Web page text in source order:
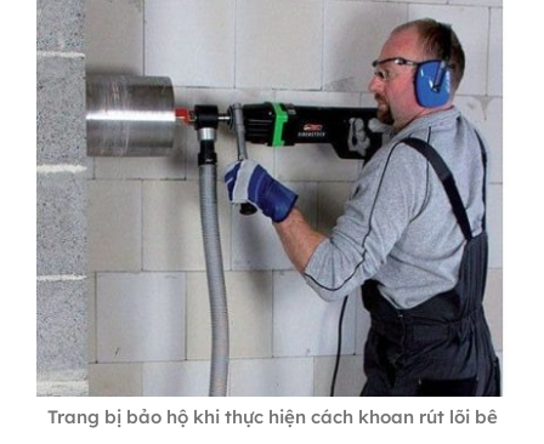
Trang bị bảo hộ khi thực hiện cách khoan rút lõi bê